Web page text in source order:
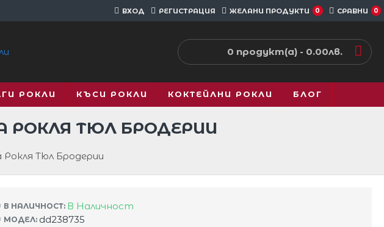
ВХОД РЕГИСТРАЦИЯ ЖЕЛАНИ ПРОДУКТИ 0 СРАВНИ 0
0 продукт(а) - 0.00лв.
РОКЛИ КЪСИ РОКЛИ КОКТЕЙЛНИ РОКЛИ БЛОГ
Тюл Бродерии
РОКЛЯ ТЮЛ БРОДЕРИИ
В НАЛИЧНОСТ: В Наличност
МОДЕЛ: dd238735